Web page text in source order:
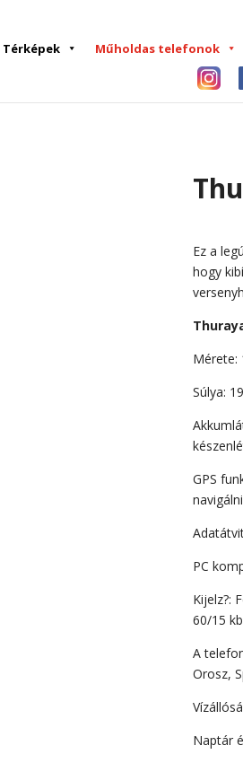
Térképek Műholdas telefonok
Ez a
hogy
Mérete:
Súlya:
GPS
PC
Kijelz?:
60/15
A
Orosz,
Naptár